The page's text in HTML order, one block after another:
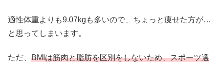
適性体重よりも9.07kgも多いので、ちょっと痩せた方が…
と思ってしまいます。
ただ、 BMIは筋肉と脂肪を区別をしないため、スポーツ選